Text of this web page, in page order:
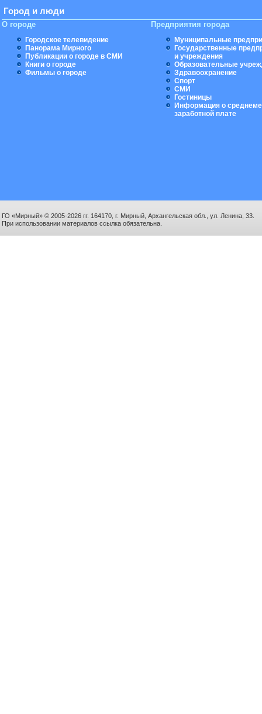
Город и люди
О городе
Городское телевидение
Панорама Мирного
Публикации о городе в СМИ
Книги о городе
Фильмы о городе
Предприятия города
Муниципальные
Государственные
и учреждения
Образовательные
Здравоохранение
Спорт
СМИ
Гостиницы
Информация о
заработной плате
ГО «Мирный» © 2005-2026 гг. 164170, г. Мирный, Архангельская обл., ул. Ленина, 33.
При использовании материалов ссылка обязательна.